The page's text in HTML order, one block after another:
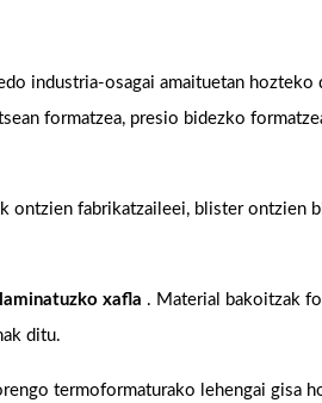
industria-osagai amaituetan hozteko
formatzea, presio bidezko
ontzien fabrikatzaileei, blister ontzien
laminatuzko xafla . Material bakoitzak
ditu.
termoformaturako lehengai gisa